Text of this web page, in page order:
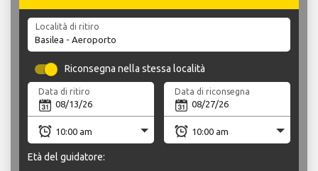
Località di ritiro
Riconsegna nella stessa località
Data di ritiro Data di riconsegna
Età del guidatore: